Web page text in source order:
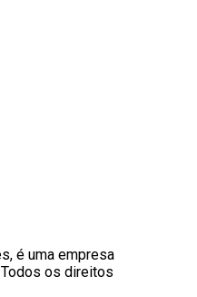
é uma empresa
os direitos